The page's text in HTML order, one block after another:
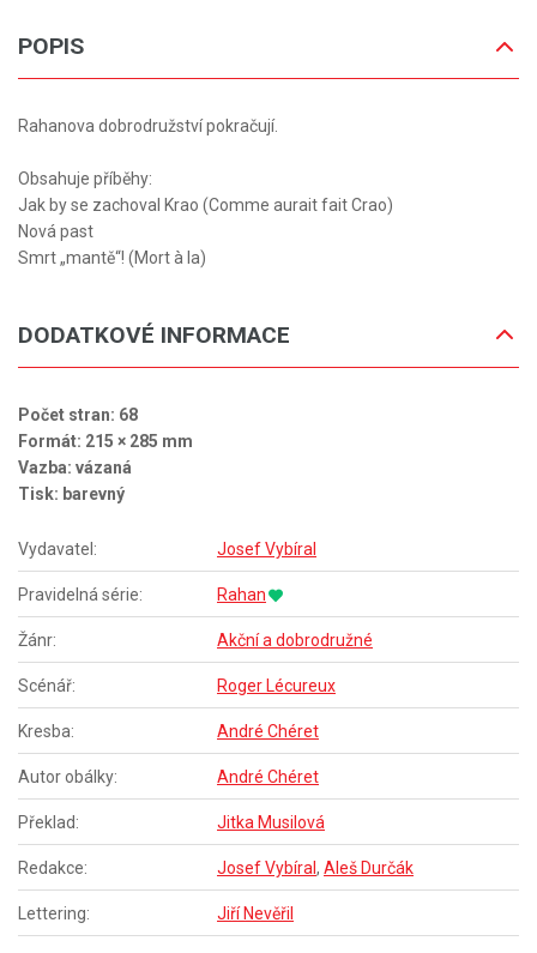
POPIS
Rahanova dobrodružství pokračují.
Obsahuje příběhy:
Jak by se zachoval Krao (Comme aurait fait Crao)
Nová past
Smrt „mantě“! (Mort à la)
DODATKOVÉ INFORMACE
Počet stran: 68
Formát: 215 × 285 mm
Vazba: vázaná
Tisk: barevný
Vydavatel: Josef Vybíral
Pravidelná série: Rahan
Žánr: Akční a dobrodružné
Scénář: Roger Lécureux
Kresba: André Chéret
Autor obálky: André Chéret
Překlad: Jitka Musilová
Redakce: Josef Vybíral, Aleš Durčák
Lettering: Jiří Nevěřil